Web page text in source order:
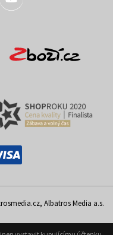
Albatros Media a.s.